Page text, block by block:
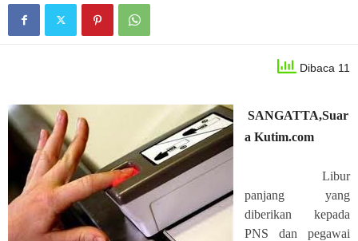
Dibaca 11
SANGATTA,Suar
a Kutim.com
Libur
panjang yang
diberikan kepada
PNS dan pegawai